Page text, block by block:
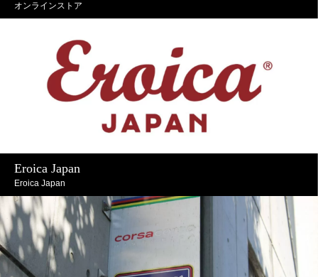
オンラインストア
Eroica Japan
Eroica Japan